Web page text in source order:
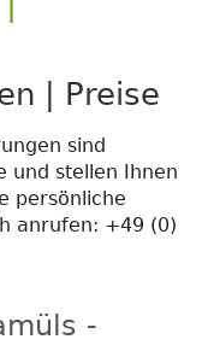
| Preise
sind
und stellen Ihnen
persönliche
anrufen: +49 (0)
-